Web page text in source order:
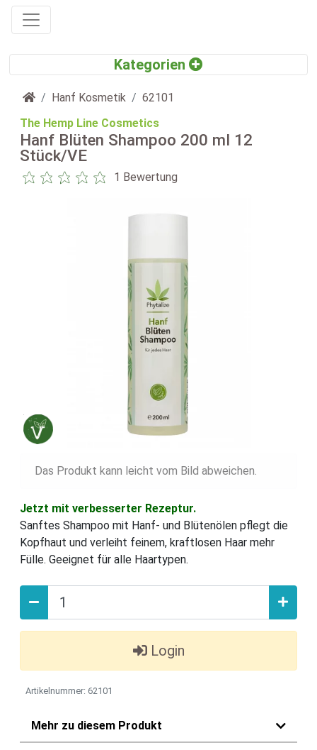
Startseite
Hanf Kosmetik
62101
The Hemp Line Cosmetics
Hanf Blüten Shampoo 200 ml 12
Stück/VE
1 Bewertung
Das Produkt kann leicht vom Bild abweichen.
Jetzt mit verbesserter Rezeptur.
Sanftes Shampoo mit Hanf- und Blütenölen pflegt die
Kopfhaut und verleiht feinem, kraftlosen Haar mehr
Fülle. Geeignet für alle Haartypen.
Login
Artikelnummer: 62101
Mehr zu diesem Produkt